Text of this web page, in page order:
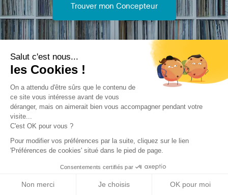
Salut c'est nous...
les Cookies !
On a attendu d'être sûrs que le contenu de
ce site vous intéresse avant de vous
déranger, mais on aimerait bien vous accompagner pendant votre
visite...
C'est OK pour vous ?
Pour modifier vos préférences par la suite, cliquez sur le lien
'Préférences de cookies' situé dans le pied de page.
Consentements certifiés par
Non merci Je choisis OK pour moi
Trouver mon Concepteur
Trouver une réalisation/ Rénovation/ Maison individuelle
Le Millas